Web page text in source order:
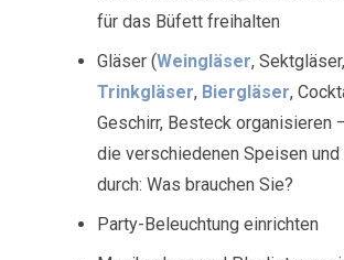
für das Büfett freihalten
Gläser (Weingläser, Sektgläser,
Trinkgläser, Biergläser,
Geschirr, Besteck organisieren
die verschiedenen Speisen und
durch: Was brauchen Sie?
Party-Beleuchtung einrichten